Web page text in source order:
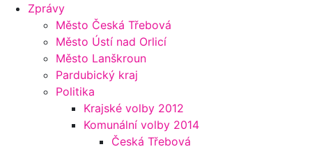
Zprávy
Město Česká Třebová
Město Ústí nad Orlicí
Město Lanškroun
Pardubický kraj
Politika
Krajské volby 2012
Komunální volby 2014
Česká Třebová